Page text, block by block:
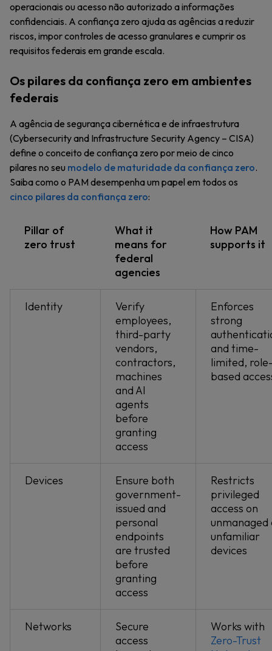
operacionais ou acesso não autorizado a informações
confidenciais. A confiança zero ajuda as agências a reduzir
riscos, impor controles de acesso granulares e cumprir os
requisitos federais em grande escala.
Os pilares da confiança zero em ambientes
federais
A agência de segurança cibernética e de infraestrutura
(Cybersecurity and Infrastructure Security Agency – CISA)
define o conceito de confiança zero por meio de cinco
pilares no seu modelo de maturidade da confiança zero.
Saiba como o PAM desempenha um papel em todos os
cinco pilares da confiança zero:
Pillar of
zero trust
What it
means for
federal
agencies
How PAM
supports it
Identity
Verify
employees,
third-party
vendors,
contractors,
machines
and AI
agents
before
granting
access
Enforces
strong
and time-
limited,
based
Devices
Ensure both
government-
issued and
personal
endpoints
are trusted
before
granting
access
Restricts
privileged
access on
unmanaged
unfamiliar
devices
Networks
Secure
access
Works with
Zero-Trust